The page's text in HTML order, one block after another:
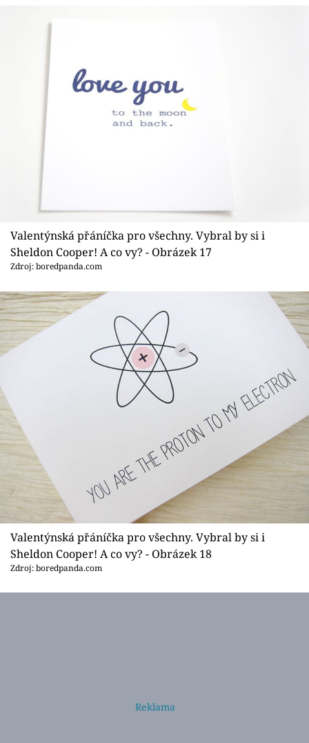
Valentýnská přáníčka pro všechny. Vybral by si i
Sheldon Cooper! A co vy? - Obrázek 17
Zdroj: boredpanda.com
Valentýnská přáníčka pro všechny. Vybral by si i
Sheldon Cooper! A co vy? - Obrázek 18
Zdroj: boredpanda.com